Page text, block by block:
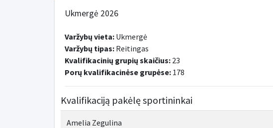
Ukmergė 2026
Varžybų vieta:Ukmergė
Varžybų tipas:Reitingas
Kvalifikacinių grupių skaičius:23
Porų kvalifikacinėse grupėse:178
Kvalifikaciją pakėlę sportininkai
Amelia Zegulina